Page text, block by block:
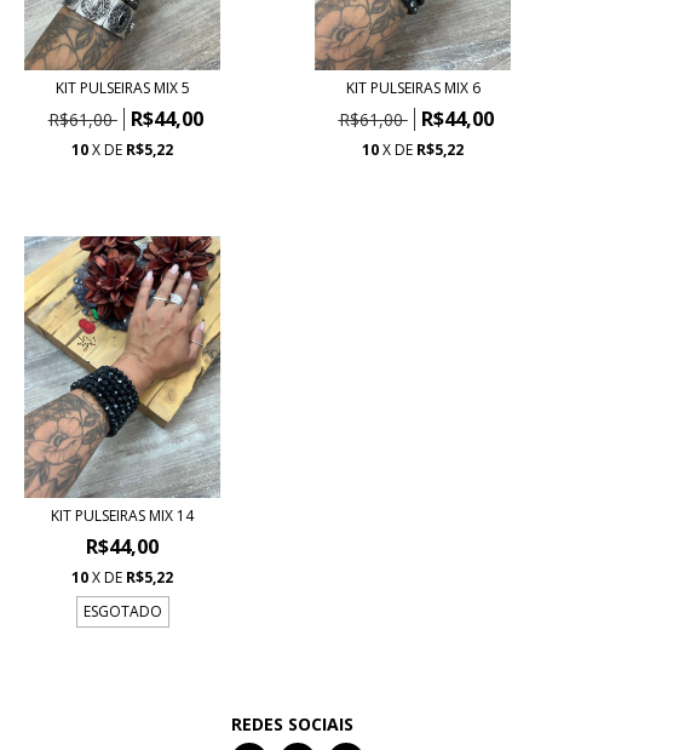
KIT PULSEIRAS MIX 5
R$61,00 R$44,00
10X DE R$5,22
KIT PULSEIRAS MIX 6
R$61,00 R$44,00
10X DE R$5,22
KIT PULSEIRAS MIX 14
R$44,00
10X DE R$5,22
ESGOTADO
REDES SOCIAIS